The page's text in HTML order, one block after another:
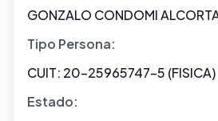
GONZALO CONDOMI
Tipo Persona:
CUIT: 20-25965747-5 (FISICA)
Estado: